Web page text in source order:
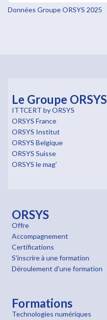
Données Groupe ORSYS 2025
Le Groupe ORSYS
ITTCERT by ORSYS
ORSYS France
ORSYS Institut
ORSYS Belgique
ORSYS Suisse
ORSYS le mag'
ORSYS
Offre
Accompagnement
Certifications
S'inscrire à une formation
Déroulement d'une formation
Formations
Technologies numériques